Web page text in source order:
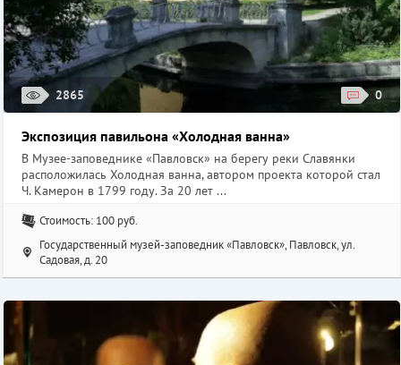
2865 0
Экспозиция павильона «Холодная ванна»
В Музее-заповеднике «Павловск» на берегу реки Славянки
расположилась Холодная ванна, автором проекта которой стал
Ч. Камерон в 1799 году. За 20 лет ...
Стоимость: 100 руб.
Государственный музей-заповедник «Павловск», Павловск, ул.
Садовая, д. 20